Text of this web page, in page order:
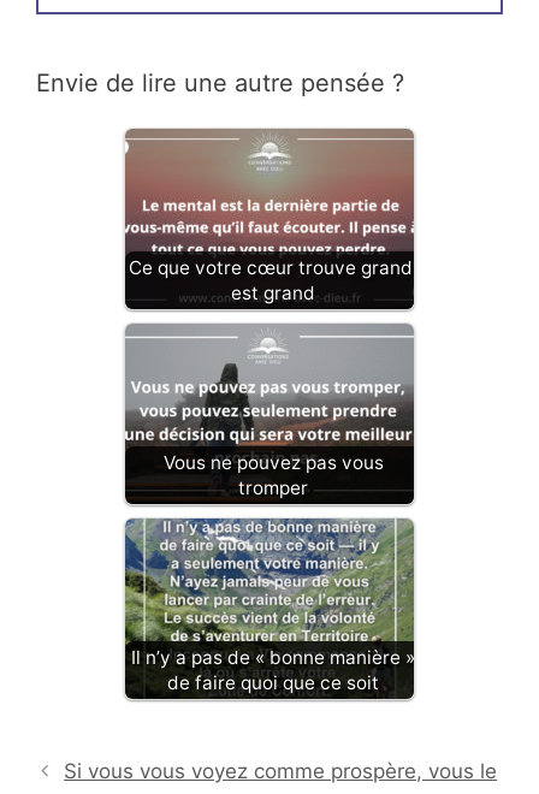
Envie de lire une autre pensée ?
Ce que votre cœur trouve grand,
est grand
Vous ne pouvez pas vous
tromper
Il n’y a pas de « bonne manière »
de faire quoi que ce soit
Si vous vous voyez comme prospère, vous le